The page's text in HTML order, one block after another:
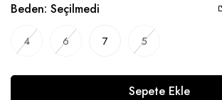
Beden: Seçilmedi
4 6 7 5
Sepete Ekle